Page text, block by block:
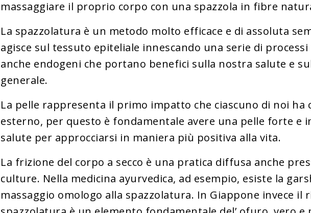
massaggiare il proprio corpo con una spazzola in fibre
La spazzolatura è un metodo molto efficace e di assoluta
agisce sul tessuto epiteliale innescando una serie di
anche endogeni che portano benefici sulla nostra salute e
generale.
La pelle rappresenta il primo impatto che ciascuno di noi ha
esterno, per questo è fondamentale avere una pelle forte e
salute per approcciarsi in maniera più positiva alla vita.
La frizione del corpo a secco è una pratica diffusa anche
culture. Nella medicina ayurvedica, ad esempio, esiste la
massaggio omologo alla spazzolatura. In Giappone invece il